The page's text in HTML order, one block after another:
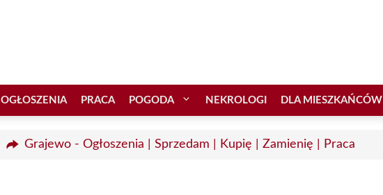
OGŁOSZENIA PRACA POGODA NEKROLOGI DLA MIESZKAŃCÓW
Grajewo - Ogłoszenia | Sprzedam | Kupię | Zamienię | Praca